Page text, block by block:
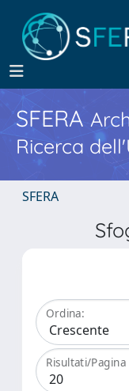
SFERA
Ricerca
SFERA
Ordina:
Risultati/Pagina